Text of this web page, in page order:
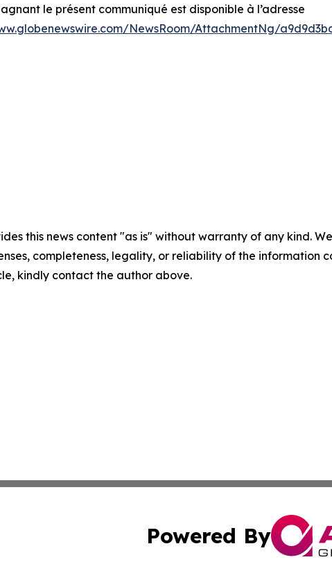
le présent communiqué est disponible à l’adresse
NewsRoom/AttachmentNg/
this news content "as is" without warranty of any kind.
completeness, legality, or reliability of the
kindly contact the author above.
Powered By